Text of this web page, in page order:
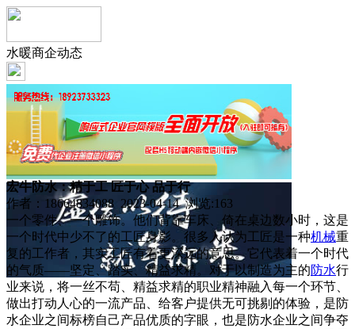
水暖商企动态
宏牛防水：精于工 匠于心 品于行
作者：18664834088 2023-04-14 浏览:163
一个零件、一个雕饰。他们背靠车床、倚在桌边数小时，这是
一个时代中少不了的工匠身影。很多人认为工匠是一种机械重
复的工作者，其实工匠有着更深远的意思。它代表着一个时代
的气质——坚定、踏实、精益求精。对于以制造为主的防水行
业来说，将一丝不苟、精益求精的职业精神融入每一个环节、
做出打动人心的一流产品、给客户提供无可挑剔的体验，是防
水企业之间标榜自己产品优质的字眼，也是防水企业之间争夺